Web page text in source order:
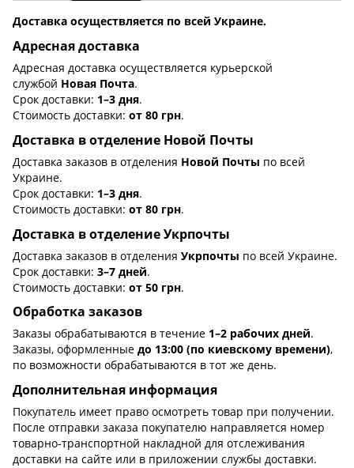
Доставка осуществляется по всей Украине.
Адресная доставка
Адресная доставка осуществляется курьерской
службой Новая Почта.
Срок доставки: 1–3 дня.
Стоимость доставки: от 80 грн.
Доставка в отделение Новой Почты
Доставка заказов в отделения Новой Почты по всей
Украине.
Срок доставки: 1–3 дня.
Стоимость доставки: от 80 грн.
Доставка в отделение Укрпочты
Доставка заказов в отделения Укрпочты по всей Украине.
Срок доставки: 3–7 дней.
Стоимость доставки: от 50 грн.
Обработка заказов
Заказы обрабатываются в течение 1–2 рабочих дней.
Заказы, оформленные до 13:00 (по киевскому времени),
по возможности обрабатываются в тот же день.
Дополнительная информация
Покупатель имеет право осмотреть товар при получении.
После отправки заказа покупателю направляется номер
товарно-транспортной накладной для отслеживания
доставки на сайте или в приложении службы доставки.